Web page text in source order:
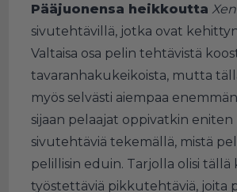
Pääjuonensa heikkoutta
sivutehtävillä, jotka ovat
Valtaisa osa pelin tehtävistä
tavaranhakukeikoista, mutta
myös selvästi aiempaa
sijaan pelaajat oppivatkin
sivutehtäviä tekemällä, mistä
pelillisin eduin. Tarjolla olisi
työstettäviä pikkutehtäviä, joita